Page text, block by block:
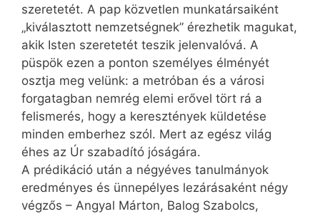
szeretetét. A pap közvetlen munkatársaiként
„kiválasztott nemzetségnek” érezhetik magukat,
akik Isten szeretetét teszik jelenvalóvá. A
püspök ezen a ponton személyes élményét
osztja meg velünk: a metróban és a városi
forgatagban nemrég elemi erővel tört rá a
felismerés, hogy a keresztények küldetése
minden emberhez szól. Mert az egész világ
éhes az Úr szabadító jóságára.
A prédikáció után a négyéves tanulmányok
eredményes és ünnepélyes lezárásaként négy
végzős – Angyal Márton, Balog Szabolcs,